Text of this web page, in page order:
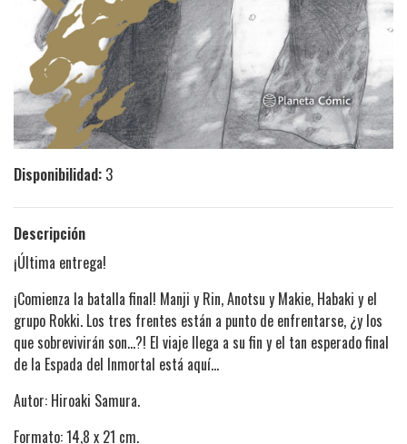
Disponibilidad: 3
Descripción
¡Última entrega!
¡Comienza la batalla final! Manji y Rin, Anotsu y Makie, Habaki y el
grupo Rokki. Los tres frentes están a punto de enfrentarse, ¿y los
que sobrevivirán son…?! El viaje llega a su fin y el tan esperado final
de la Espada del Inmortal está aquí…
Autor: Hiroaki Samura.
Formato: 14,8 x 21 cm.